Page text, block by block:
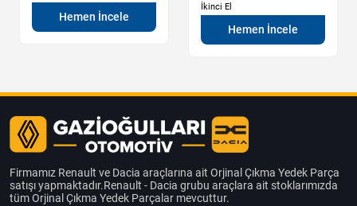
Hemen İncele
İkinci El
Hemen İncele
Firmamız Renault ve Dacia araçlarına ait Orjinal Çıkma Yedek Parça
satışı yapmaktadır.Renault - Dacia grubu araçlara ait stoklarımızda
tüm Orjinal Çıkma Yedek Parçalar mevcuttur.